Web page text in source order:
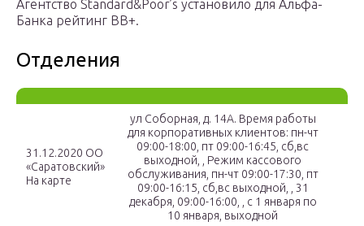
Агентство Standard&Poor’s установило для Альфа-
Банка рейтинг BB+.
Отделения
31.12.2020 ОО
«Саратовский»
На карте
ул Соборная, д. 14А. Время работы
для корпоративных клиентов: пн-чт
09:00-18:00, пт 09:00-16:45, сб,вс
выходной, , Режим кассового
обслуживания, пн-чт 09:00-17:30, пт
09:00-16:15, сб,вс выходной, , 31
декабря, 09:00-16:00, , с 1 января по
10 января, выходной